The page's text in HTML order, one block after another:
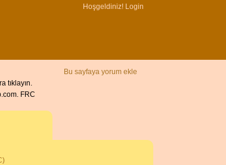
Hoşgeldiniz! Login
tıklayın.
FRC
Bu sayfaya yorum ekle